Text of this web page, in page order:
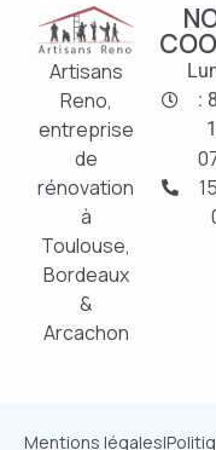
Artisans
Reno,
entreprise
de
rénovation
à
Toulouse,
Bordeaux
&
Arcachon
:
Mentions légales|